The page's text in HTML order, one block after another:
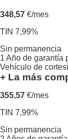
348,57 €/mes
TIN 7,99%
Sin permanencia
1 Año de garantía
Vehículo de
+ La más
355,57 €/mes
TIN 7,99%
Sin permanencia